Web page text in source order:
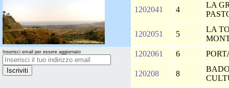
Inserisci email per essere aggiornato
1202041 4
LA
1202051 5
LA
1202061
6
120208 8